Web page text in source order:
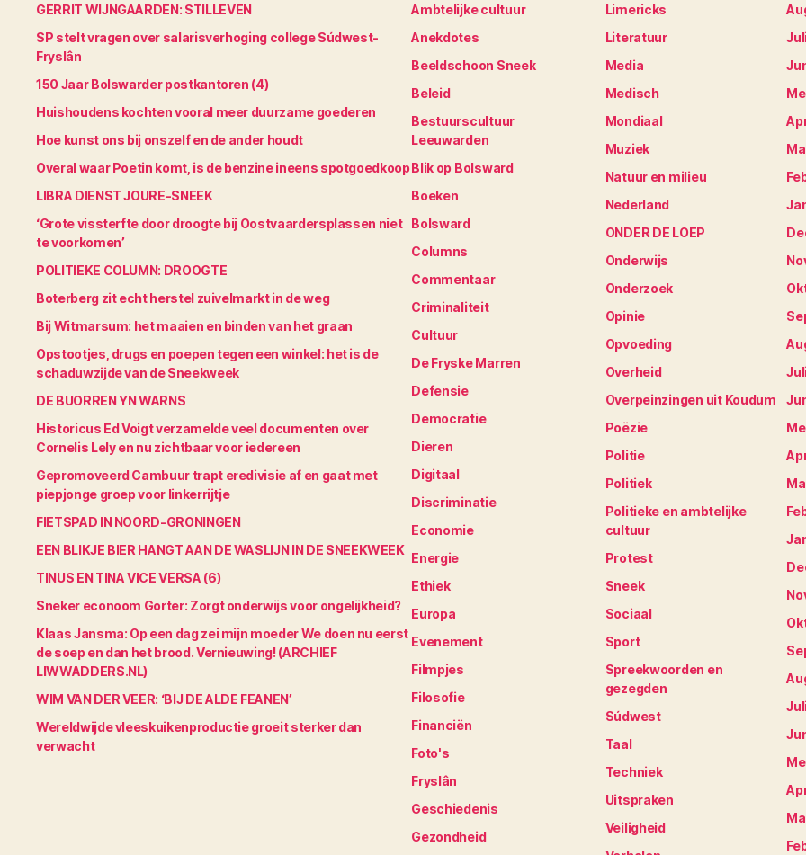
GERRIT WIJNGAARDEN: STILLEVEN
SP stelt vragen over salarisverhoging college Súdwest-
Fryslân
150 Jaar Bolswarder postkantoren (4)
Huishoudens kochten vooral meer duurzame goederen
Hoe kunst ons bij onszelf en de ander houdt
Overal waar Poetin komt, is de benzine ineens spotgoedkoop
LIBRA DIENST JOURE-SNEEK
‘Grote vissterfte door droogte bij Oostvaardersplassen niet
te voorkomen’
POLITIEKE COLUMN: DROOGTE
Boterberg zit echt herstel zuivelmarkt in de weg
Bij Witmarsum: het maaien en binden van het graan
Opstootjes, drugs en poepen tegen een winkel: het is de
schaduwzijde van de Sneekweek
DE BUORREN YN WARNS
Historicus Ed Voigt verzamelde veel documenten over
Cornelis Lely en nu zichtbaar voor iedereen
Gepromoveerd Cambuur trapt eredivisie af en gaat met
piepjonge groep voor linkerrijtje
FIETSPAD IN NOORD-GRONINGEN
EEN BLIKJE BIER HANGT AAN DE WASLIJN IN DE SNEEKWEEK
TINUS EN TINA VICE VERSA (6)
Sneker econoom Gorter: Zorgt onderwijs voor ongelijkheid?
Klaas Jansma: Op een dag zei mijn moeder We doen nu eerst
de soep en dan het brood. Vernieuwing! (ARCHIEF
LIWWADDERS.NL)
WIM VAN DER VEER: ‘BIJ DE ALDE FEANEN’
Wereldwijde vleeskuikenproductie groeit sterker dan
verwacht
Ambtelijke cultuur
Anekdotes
Beeldschoon Sneek
Beleid
Bestuurscultuur
Leeuwarden
Blik op Bolsward
Boeken
Bolsward
Columns
Commentaar
Criminaliteit
Cultuur
De Fryske Marren
Defensie
Democratie
Dieren
Digitaal
Discriminatie
Economie
Energie
Ethiek
Europa
Evenement
Filmpjes
Filosofie
Financiën
Foto's
Fryslân
Geschiedenis
Gezondheid
Limericks
Literatuur
Media
Medisch
Mondiaal
Muziek
Natuur en milieu
Nederland
ONDER DE LOEP
Onderwijs
Onderzoek
Opinie
Opvoeding
Overheid
Overpeinzingen uit Koudum
Poëzie
Politie
Politiek
Politieke en ambtelijke
cultuur
Protest
Sneek
Sociaal
Sport
Spreekwoorden en
gezegden
Súdwest
Taal
Techniek
Uitspraken
Veiligheid